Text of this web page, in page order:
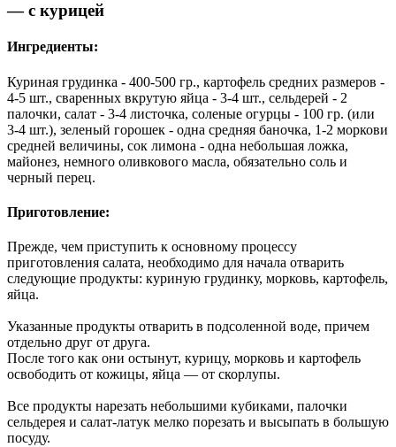
— с курицей
Ингредиенты:
Куриная грудинка - 400-500 гр., картофель средних размеров -
4-5 шт., сваренных вкрутую яйца - 3-4 шт., сельдерей - 2
палочки, салат - 3-4 листочка, соленые огурцы - 100 гр. (или
3-4 шт.), зеленый горошек - одна средняя баночка, 1-2 моркови
средней величины, сок лимона - одна небольшая ложка,
майонез, немного оливкового масла, обязательно соль и
черный перец.
Приготовление:
Прежде, чем приступить к основному процессу
приготовления салата, необходимо для начала отварить
следующие продукты: куриную грудинку, морковь, картофель,
яйца.
Указанные продукты отварить в подсоленной воде, причем
отдельно друг от друга.
После того как они остынут, курицу, морковь и картофель
освободить от кожицы, яйца — от скорлупы.
Все продукты нарезать небольшими кубиками, палочки
сельдерея и салат-латук мелко порезать и высыпать в большую
посуду.